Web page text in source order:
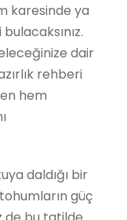
karesinde ya
dair
rehberi
hem
daldığı bir
güç